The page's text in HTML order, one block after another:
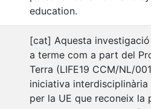
education.
[cat] Aquesta investigació
a terme com a part del
Terra (LIFE19 CCM/NL/
iniciativa interdisciplinària
per la UE que reconeix la